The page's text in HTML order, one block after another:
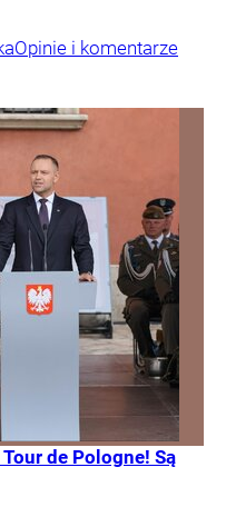
Opinie i komentarze
de Pologne! Są